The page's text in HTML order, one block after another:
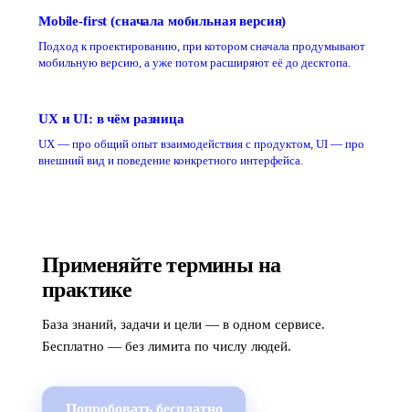
Mobile-first (сначала мобильная версия)
Подход к проектированию, при котором сначала продумывают
мобильную версию, а уже потом расширяют её до десктопа.
UX и UI: в чём разница
UX — про общий опыт взаимодействия с продуктом, UI — про
внешний вид и поведение конкретного интерфейса.
Применяйте термины на
практике
База знаний, задачи и цели — в одном сервисе.
Бесплатно — без лимита по числу людей.
Попробовать бесплатно